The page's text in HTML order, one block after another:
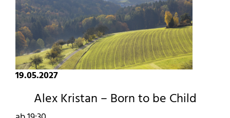
19.05.2027
Alex Kristan – Born to be Child